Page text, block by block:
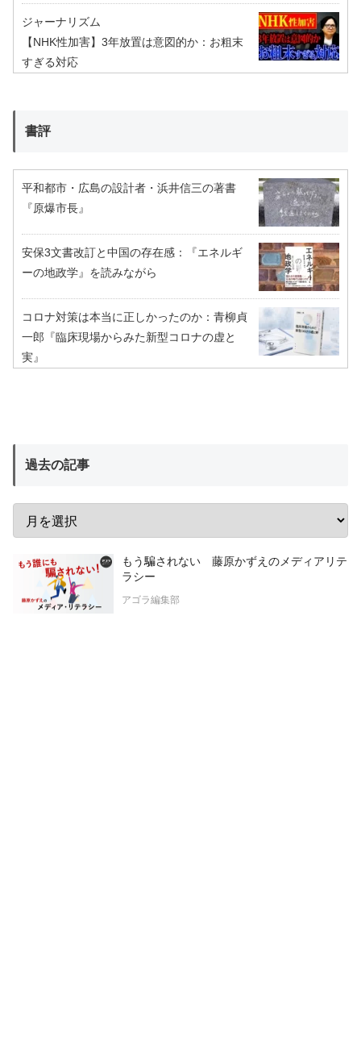
ジャーナリズム
【NHK性加害】3年放置は意図的か：お粗末
すぎる対応
書評
平和都市・広島の設計者・浜井信三の著書
『原爆市長』
安保3文書改訂と中国の存在感：『エネルギ
ーの地政学』を読みながら
コロナ対策は本当に正しかったのか：青柳貞
一郎『臨床現場からみた新型コロナの虚と
実』
過去の記事
もう騙されない 藤原かずえのメディアリテ
ラシー
アゴラ編集部